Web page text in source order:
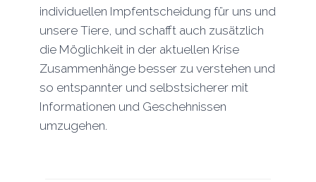
individuellen Impfentscheidung für uns und
unsere Tiere, und schafft auch zusätzlich
die Möglichkeit in der aktuellen Krise
Zusammenhänge besser zu verstehen und
so entspannter und selbstsicherer mit
Informationen und Geschehnissen
umzugehen.